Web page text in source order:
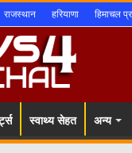
राजस्थान हरियाणा हिमाचल
स्वाथ्य सेहत अन्य